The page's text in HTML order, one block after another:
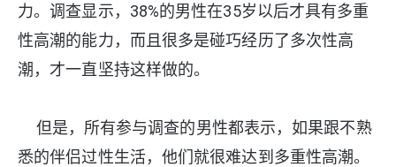
力。调查显示，38%的男性在35岁以后才具有多重
性高潮的能力，而且很多是碰巧经历了多次性高
潮，才一直坚持这样做的。
但是，所有参与调查的男性都表示，如果跟不熟
悉的伴侣过性生活，他们就很难达到多重性高潮。